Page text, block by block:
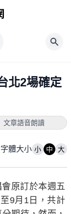
北2場確定
文章語音朗讀
字體大小 小 中 大
會原訂於本週五
9月1日，共計